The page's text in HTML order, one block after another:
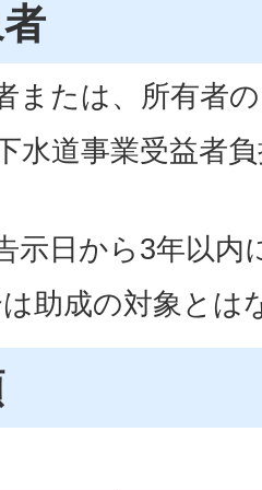
または、所有者
水道事業受益者
示日から3年以内
助成の対象とは